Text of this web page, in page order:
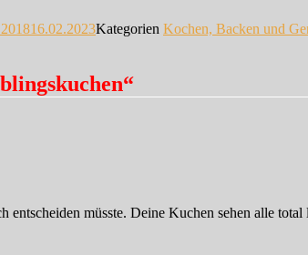
16.02.2023Kategorien Kochen, Backen und
entscheiden müsste. Deine Kuchen sehen alle